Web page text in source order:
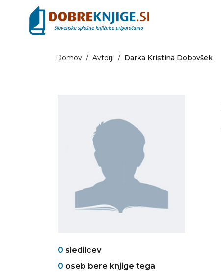
Domov / Avtorji / Darka Kristina Dobovšek
0 sledilcev
0 oseb bere knjige tega